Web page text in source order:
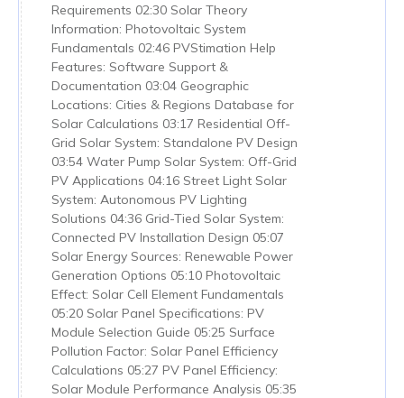
Requirements 02:30 Solar Theory
Information: Photovoltaic System
Fundamentals 02:46 PVStimation Help
Features: Software Support &
Documentation 03:04 Geographic
Locations: Cities & Regions Database for
Solar Calculations 03:17 Residential Off-
Grid Solar System: Standalone PV Design
03:54 Water Pump Solar System: Off-Grid
PV Applications 04:16 Street Light Solar
System: Autonomous PV Lighting
Solutions 04:36 Grid-Tied Solar System:
Connected PV Installation Design 05:07
Solar Energy Sources: Renewable Power
Generation Options 05:10 Photovoltaic
Effect: Solar Cell Element Fundamentals
05:20 Solar Panel Specifications: PV
Module Selection Guide 05:25 Surface
Pollution Factor: Solar Panel Efficiency
Calculations 05:27 PV Panel Efficiency:
Solar Module Performance Analysis 05:35